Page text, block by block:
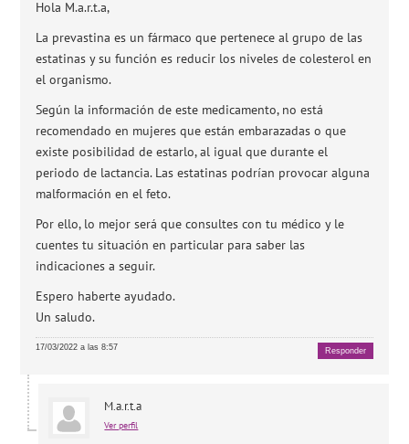
Hola M.a.r.t.a,
La prevastina es un fármaco que pertenece al grupo de las
estatinas y su función es reducir los niveles de colesterol en
el organismo.
Según la información de este medicamento, no está
recomendado en mujeres que están embarazadas o que
existe posibilidad de estarlo, al igual que durante el
periodo de lactancia. Las estatinas podrían provocar alguna
malformación en el feto.
Por ello, lo mejor será que consultes con tu médico y le
cuentes tu situación en particular para saber las
indicaciones a seguir.
Espero haberte ayudado.
Un saludo.
17/03/2022 a las 8:57 Responder
M.a.r.t.a
Ver perfil